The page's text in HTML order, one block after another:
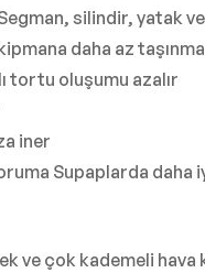
silindir, yatak ve
daha az
tortu oluşumu azalır
iner
Supaplarda
ve çok kademeli